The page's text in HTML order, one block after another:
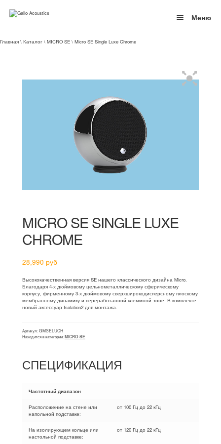
Меню
ПРОДУКЦИЯ
Главная \ Каталог \ MICRO SE \ Micro SE Single Luxe Chrome
MICRO SE SINGLE LUXE
CHROME
28,990 руб
Высококачественная версия SE нашего классического дизайна Micro.
Благодаря 4-х дюймовому цельнометаллическому сферическому
корпусу, фирменному 3-х дюймовому сверхширокодисперсному плоскому
мембранному динамику и переработанной клеммной зоне. В комплекте
новый аксессуар Isolation2 для монтажа.
Артикул:GMSELUCH
Находится в категории:MICRO SE
СПЕЦИФИКАЦИЯ
Частотный диапазон
Расположение на стене или
напольной подставке:
от 100 Гц до 22 кГц
На изолирующем кольце или
настольной подставке:
от 120 Гц до 22 кГц